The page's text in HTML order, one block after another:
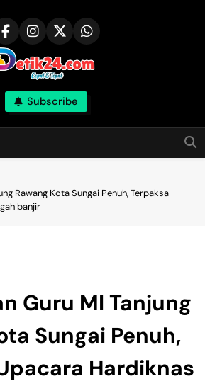
Subscribe
Rawang Kota Sungai Penuh, Terpaksa
banjir
Guru MI Tanjung
Sungai Penuh,
Hardiknas